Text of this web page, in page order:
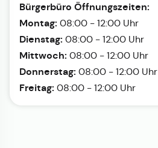
Bürgerbüro Öffnungszeiten:
Montag: 08:00 - 12:00 Uhr
Dienstag: 08:00 - 12:00 Uhr
Mittwoch: 08:00 - 12:00 Uhr
Donnerstag: 08:00 - 12:00 Uhr
Freitag: 08:00 - 12:00 Uhr